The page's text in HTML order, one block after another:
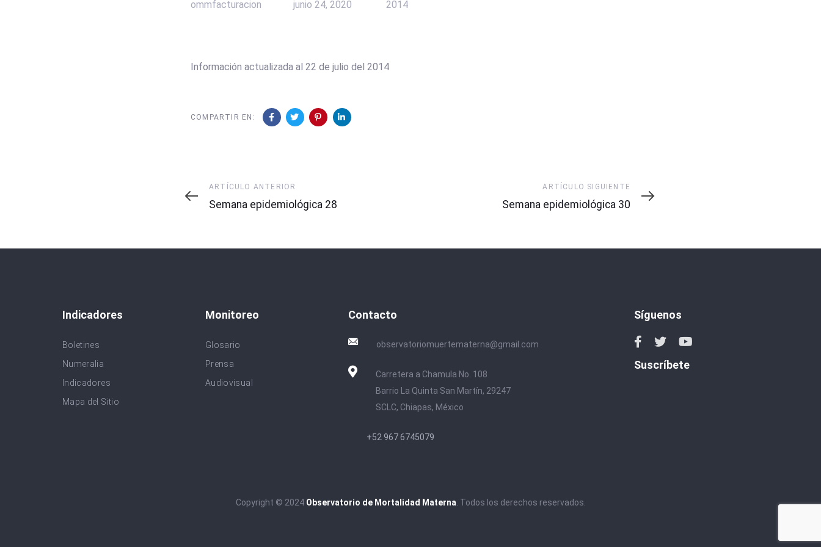
ommfacturacion junio 24, 2020 2014
Información actualizada al 22 de julio del 2014
COMPARTIR EN:
Artículo
Anterior
ARTÍCULO ANTERIOR
Semana epidemiológica 28
Siguiente
ARTÍCULO SIGUIENTE
Semana epidemiológica 30
Indicadores
Boletines
Numeralia
Indicadores
Mapa del Sitio
Monitoreo
Glosario
Prensa
Audiovisual
Contacto
observatoriomuertematerna@gmail.com
Carretera a Chamula No. 108
Barrio La Quinta San Martín, 29247
SCLC, Chiapas, México
+52 967 6745079
Síguenos
Suscríbete
Copyright © 2024 Observatorio de Mortalidad Materna . Todos los derechos reservados.